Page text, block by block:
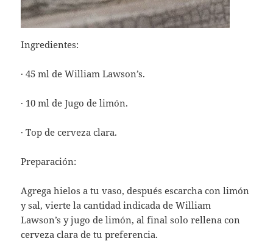
Ingredientes:
· 45 ml de William Lawson’s.
· 10 ml de Jugo de limón.
· Top de cerveza clara.
Preparación:
Agrega hielos a tu vaso, después escarcha con limón
y sal, vierte la cantidad indicada de William
Lawson’s y jugo de limón, al final solo rellena con
cerveza clara de tu preferencia.